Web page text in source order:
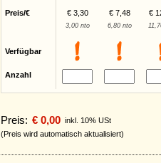
Preis/€ € 3,30 € 7,48 €
3,00 nto 6,80 nto
Verfügbar
Anzahl
Preis: € 0,00 inkl. 10% USt
(Preis wird automatisch aktualisiert)